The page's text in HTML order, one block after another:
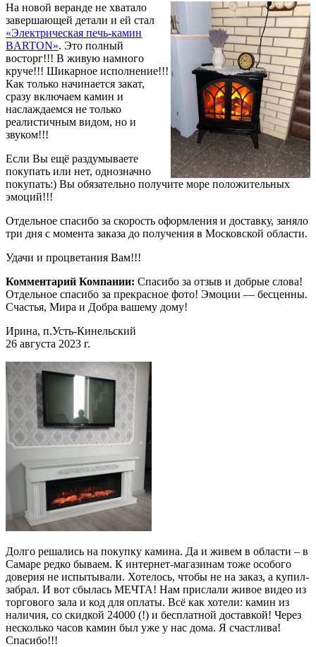
На новой веранде не хватало
завершающей детали и ей стал
«Электрическая печь-камин
BARTON». Это полный
восторг!!! В живую намного
круче!!! Шикарное исполнение!!!
Как только начинается закат,
сразу включаем камин и
наслаждаемся не только
реалистичным видом, но и
звуком!!!
Если Вы ещё раздумываете
покупать или нет, однозначно
покупать:) Вы обязательно получите море положительных
эмоций!!!
Отдельное спасибо за скорость оформления и доставку, заняло
три дня с момента заказа до получения в Московской области.
Удачи и процветания Вам!!!
Комментарий Компании: Спасибо за отзыв и добрые слова!
Отдельное спасибо за прекрасное фото! Эмоции — бесценны.
Счастья, Мира и Добра вашему дому!
Ирина, п.Усть-Кинельский
26 августа 2023 г.
Долго решались на покупку камина. Да и живем в области – в
Самаре редко бываем. К интернет-магазинам тоже особого
доверия не испытывали. Хотелось, чтобы не на заказ, а купил-
забрал. И вот сбылась МЕЧТА! Нам прислали живое видео из
торгового зала и код для оплаты. Всё как хотели: камин из
наличия, со скидкой 24000 (!) и бесплатной доставкой! Через
несколько часов камин был уже у нас дома. Я счастлива!
Спасибо!!!